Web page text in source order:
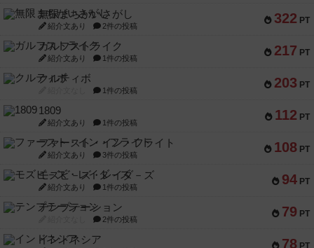
322 PT
無限まちがいさがし
紹介文あり 2件の投稿
217 PT
ガルフストライク
紹介文あり 1件の投稿
203 PT
クルティボ
1件の投稿
112 PT
1809
紹介文あり 1件の投稿
108 PT
ファースト・イン・フライト
紹介文あり 3件の投稿
94 PT
モズビ－ズ・レイダ－ズ
紹介文あり 1件の投稿
79 PT
テンプテーション
2件の投稿
78 PT
インドネシア